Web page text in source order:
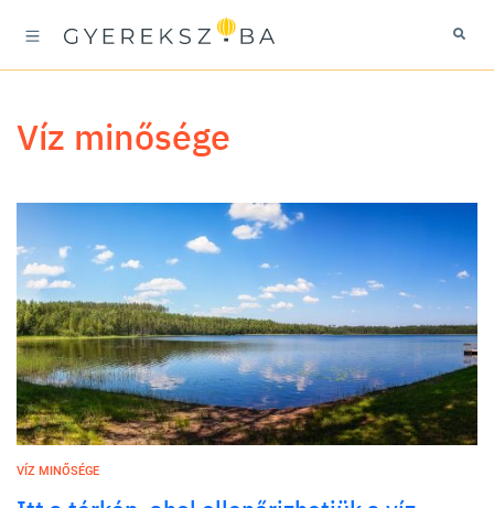
víz minősége
VÍZ MINŐSÉGE